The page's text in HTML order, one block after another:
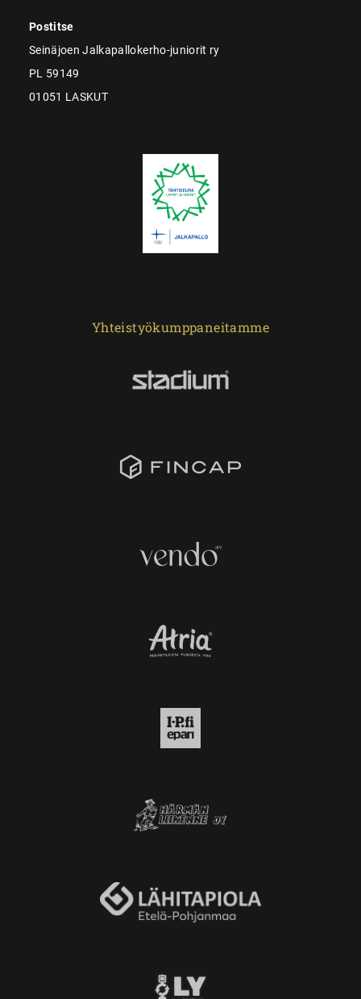
Postitse
Seinäjoen Jalkapallokerho-juniorit ry
PL 59149
01051 LASKUT
Yhteistyökumppaneitamme